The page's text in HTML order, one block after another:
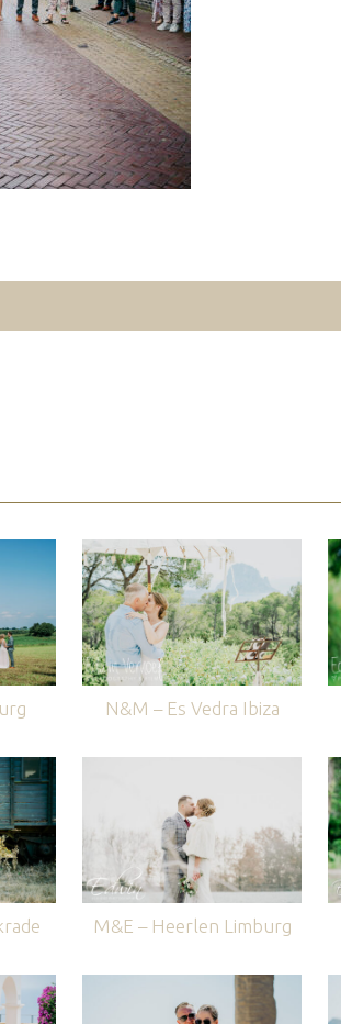
N&M – Es Vedra Ibiza
M&E – Heerlen Limburg